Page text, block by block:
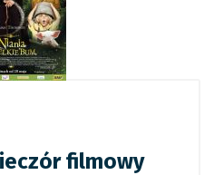
filmowy